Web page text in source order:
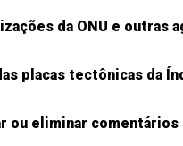
da ONU e outras
placas tectônicas da
eliminar comentários